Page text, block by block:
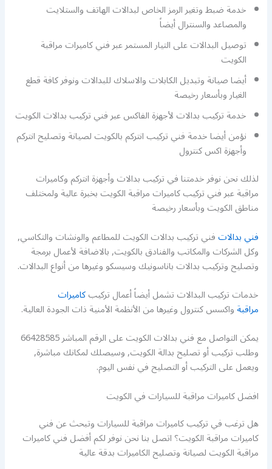
خدمة ضبط وتغير الرمز الخاص لبدالات الهاتف والستلايت
والمصاعد والسنترال أيضاً
توصيل البدالات على التيار المستمر عبر فني كاميرات مراقبة
الكويت
أيضا صيانة وتبديل الكابلات والاسلاك للبدالات ونوفر كافة قطع
الغيار وبأسعار رخيصة
خدمة تركيب بدالات لأجهزة الفاكس عبر فني تركيب بدالات الكويت
نؤمن أيضا خدمة فني تركيب انتركم بالكويت لصيانة وتصليح انتركم
وأجهزة اكس كنترول
لذلك نحن نوفر خدمتنا في تركيب بدالات وأجهزة انتركم وكاميرات
مراقبة عبر فني تركيب كاميرات مراقبة الكويت بخبرة عالية ولمختلف
مناطق الكويت وبأسعار رخيصة
فني بدالاتفني تركيب بدالات الكويت للمطاعم والونشات والتكاسي,
وكل الشركات والمكاتب والفنادق بالكويت, بالاضافة لأعمال برمجة
وتصليح وتركيب بدالات باناسونيك وسيسكو وغيرها من أنواع البدالات.
خدمات تركيب البدالات تشمل أيضاً أعمال تركيبكاميرات
مراقبةواكسس كنترول وغيرها من الأنظمة الأمنية ذات الجودة العالية.
يمكن التواصل مع فني بدالات الكويت على الرقم المباشر 66428585
وطلب تركيب أو تصليح بدالة الكويت, وسيصلك لمكانك مباشرة,
ويعمل على التركيب أو التصليح في نفس اليوم.
افضل كاميرات مراقبة للسيارات في الكويت
هل ترغب في تركيب كاميرات مراقبة للسيارات وتبحث عن فني
كاميرات مراقبة الكويت؟ اتصل بنا نحن نوفر لكم أفضل فني كاميرات
مراقبة الكويت لصيانة وتصليح الكاميرات بدقة عالية